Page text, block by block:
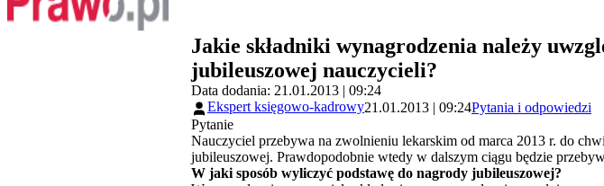
Jakie składniki wynagrodzenia należy
jubileuszowej nauczycieli?
Data dodania: 21.01.2013 | 09:24
Ekspert księgowo-kadrowy21.01.2013 | 09:24Pytania i odpowiedzi
Pytanie
Nauczyciel przebywa na zwolnieniu lekarskim od marca 2013 r. do
jubileuszowej. Prawdopodobnie wtedy w dalszym ciągu będzie
W jaki sposób wyliczyć podstawę do nagrody jubileuszowej?